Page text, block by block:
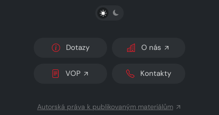
PŘEPNOUT SVĚTLÝ/TMAVÝ REŽIM
Dotazy O nás
VOP Kontakty
Autorská práva k publikovaným materiálům